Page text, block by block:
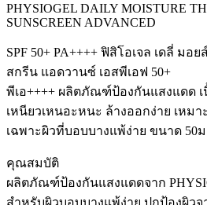
PHYSIOGEL DAILY MOISTURE
SUNSCREEN ADVANCED
SPF 50+ PA++++ ฟิสิโอเจล เดลี่ มอ
สกรีน แอดวานซ์ เอสพีเอฟ 50+
พีเอ++++ ผลิตภัณฑ์ป้องกันแสงแดด
เหนียวเหนอะหนะ ล้างออกง่าย เหม
เฉพาะผิวที่บอบบางแพ้ง่าย ขนาด 50
คุณสมบัติ
ผลิตภัณฑ์ป้องกันแสงแดดจาก
สำหรับผิวบอบบางแพ้ง่าย ปกป้องผิวจ